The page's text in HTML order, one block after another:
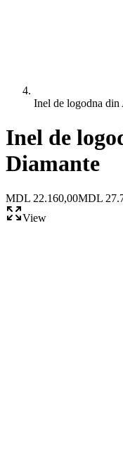
Inel de logodna
Inel de
Diamante
MDL 22.160,00MDL
View